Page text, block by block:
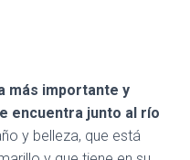
más importante y
encuentra junto al río
y belleza, que está